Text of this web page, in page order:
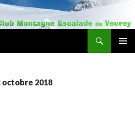
octobre 2018